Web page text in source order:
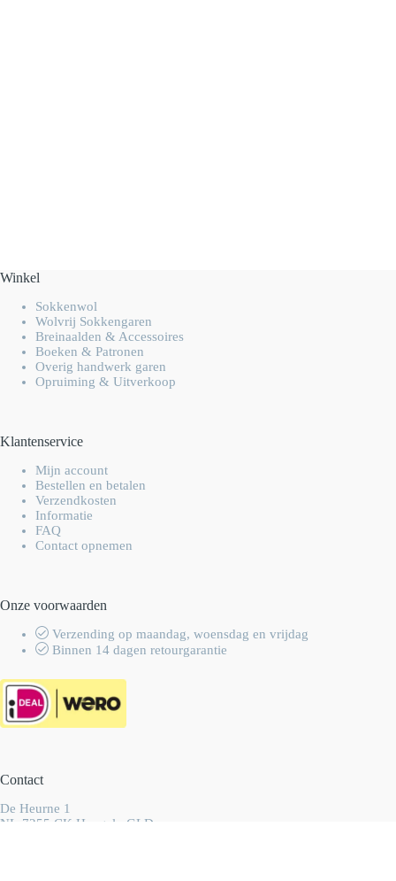
Winkel
Sokkenwol
Wolvrij Sokkengaren
Breinaalden & Accessoires
Boeken & Patronen
Overig handwerk garen
Opruiming & Uitverkoop
Klantenservice
Mijn account
Bestellen en betalen
Verzendkosten
Informatie
FAQ
Contact opnemen
Onze voorwaarden
Verzending op maandag, woensdag en vrijdag
Binnen 14 dagen retourgarantie
Contact
De Heurne 1
NL-7255 CK Hengelo GLD